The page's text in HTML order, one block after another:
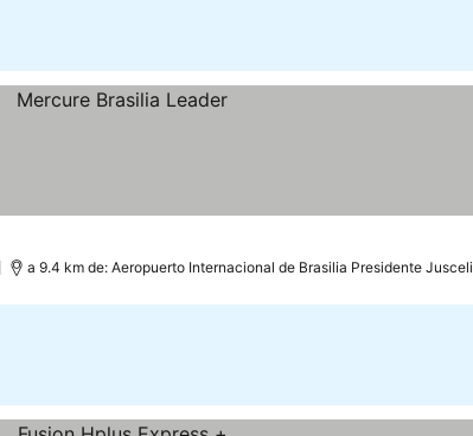
a 9.4 km de: Aeropuerto Internacional de Brasilia Presidente